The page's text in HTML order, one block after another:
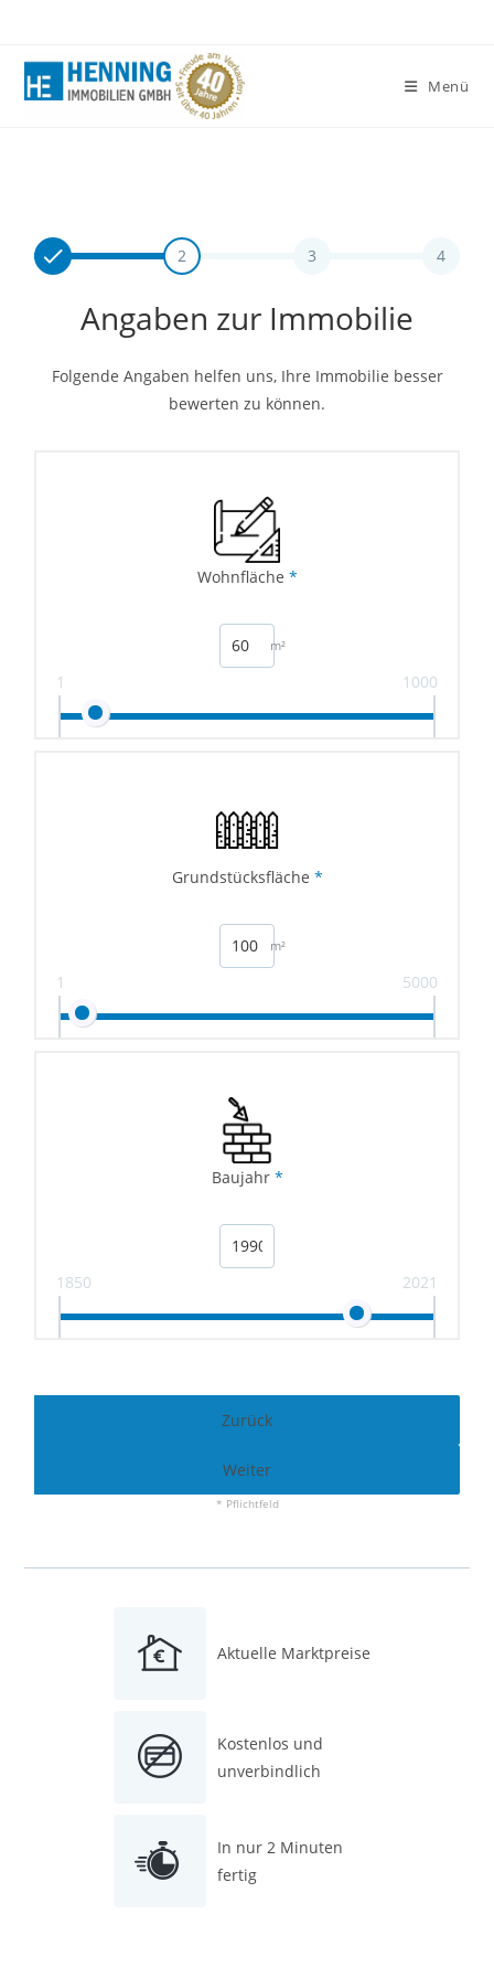
springen
Menü
2 3 4
Angaben zur Immobilie
Folgende Angaben helfen uns, Ihre Immobilie besser
bewerten zu können.
Wohnfläche *
m²
1 1000
Grundstücksfläche *
m²
1 5000
Baujahr *
1850 2021
Zurück
Weiter
* Pflichtfeld
Aktuelle Marktpreise
Kostenlos und
unverbindlich
In nur 2 Minuten
fertig